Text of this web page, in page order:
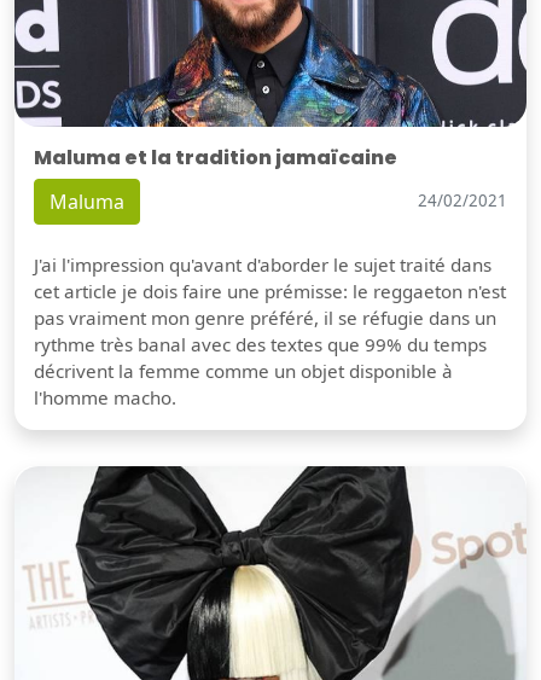
Maluma et la tradition jamaïcaine
Maluma 24/02/2021
J'ai l'impression qu'avant d'aborder le sujet traité dans
cet article je dois faire une prémisse: le reggaeton n'est
pas vraiment mon genre préféré, il se réfugie dans un
rythme très banal avec des textes que 99% du temps
décrivent la femme comme un objet disponible à
l'homme macho.